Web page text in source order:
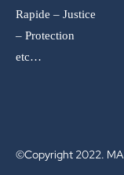
Rapide – Justice
– Protection
etc…
©Copyright 2022.